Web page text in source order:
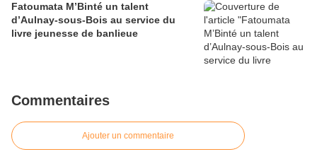
Fatoumata M’Binté un talent
d’Aulnay-sous-Bois au service du
livre jeunesse de banlieue
Commentaires
Ajouter un commentaire